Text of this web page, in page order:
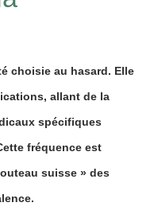
choisie au hasard. Elle
allant de la
spécifiques
fréquence est
suisse » des